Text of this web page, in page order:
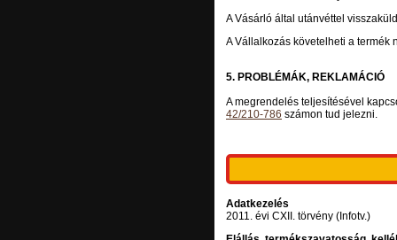
A Vásárló által utánvéttel
A Vállalkozás követelheti a termék
5. PROBLÉMÁK, REKLAMÁCIÓ
A megrendelés teljesítésével
42/210-786 számon tud jelezni.
Adatkezelés
2011. évi CXII. törvény (Infotv.)